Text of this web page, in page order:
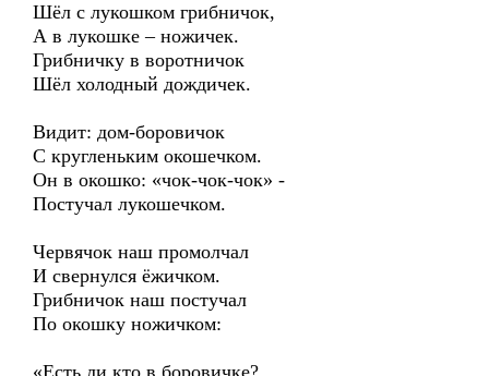
Шёл с лукошком грибничок,
А в лукошке – ножичек.
Грибничку в воротничок
Шёл холодный дождичек.
Видит: дом-боровичок
С кругленьким окошечком.
Он в окошко: «чок-чок-чок» -
Постучал лукошечком.
Червячок наш промолчал
И свернулся ёжичком.
Грибничок наш постучал
По окошку ножичком:
«Есть ли кто в боровичке?